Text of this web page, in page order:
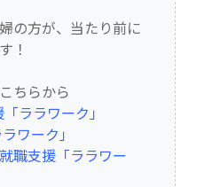
の方が、当たり前に
！
ちらから
ララワーク」
ワーク」
職支援「ララワー